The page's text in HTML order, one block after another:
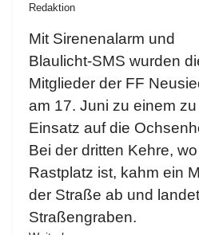
Redaktion
Mit Sirenenalarm und
Blaulicht-SMS wurden
Mitglieder der FF
am 17. Juni zu einem zu
Einsatz auf die
Bei der dritten Kehre,
Rastplatz ist, kahm ein
der Straße ab und
Straßengraben.